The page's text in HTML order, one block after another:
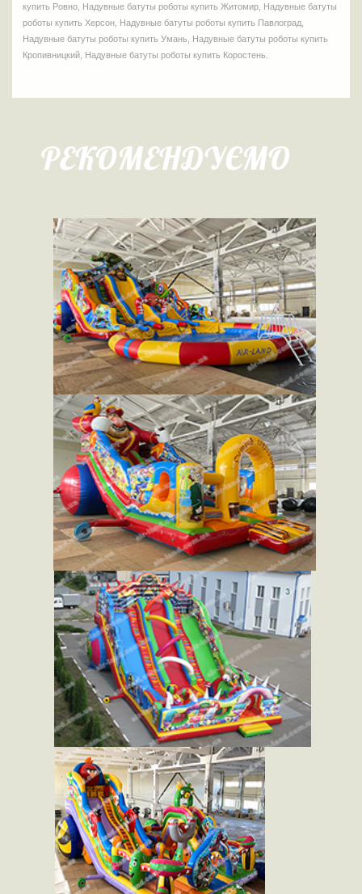
купить Ровно, Надувные батуты роботы купить Житомир, Надувные батуты
роботы купить Херсон, Надувные батуты роботы купить Павлоград,
Надувные батуты роботы купить Умань, Надувные батуты роботы купить
Кропивницкий, Надувные батуты роботы купить Коростень.
РЕКОМЕНДУЄМО